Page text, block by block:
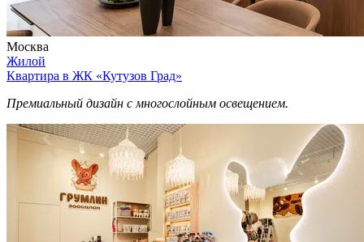
Москва
Жилой
Квартира в ЖК «Кутузов Град»
Премиальный дизайн с многослойным освещением.